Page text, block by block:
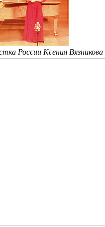
России Ксения Вязникова